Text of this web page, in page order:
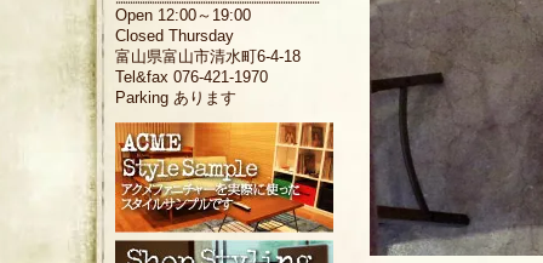
Open 12:00～19:00
Closed Thursday
富山県富山市清水町6-4-18
Tel&fax 076-421-1970
Parking あります